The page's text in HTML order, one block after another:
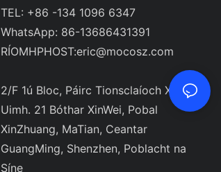
TEL: +86 -134 1096 6347
WhatsApp: 86-13686431391
RÍOMHPHOST:eric@mocosz.com
2/F 1ú Bloc, Páirc Tionsclaíoch XinHao,
Uimh. 21 Bóthar XinWei, Pobal
XinZhuang, MaTian, ​​Ceantar
GuangMing, Shenzhen, Poblacht na
Síne